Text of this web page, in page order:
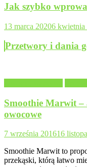
Jak szybko
13 marca 20206 kwietnia
Przetwory i dania
Smoothie Marwit –
owocowe
7 września 201616
Smoothie Marwit to
przekąski, którą łatwo